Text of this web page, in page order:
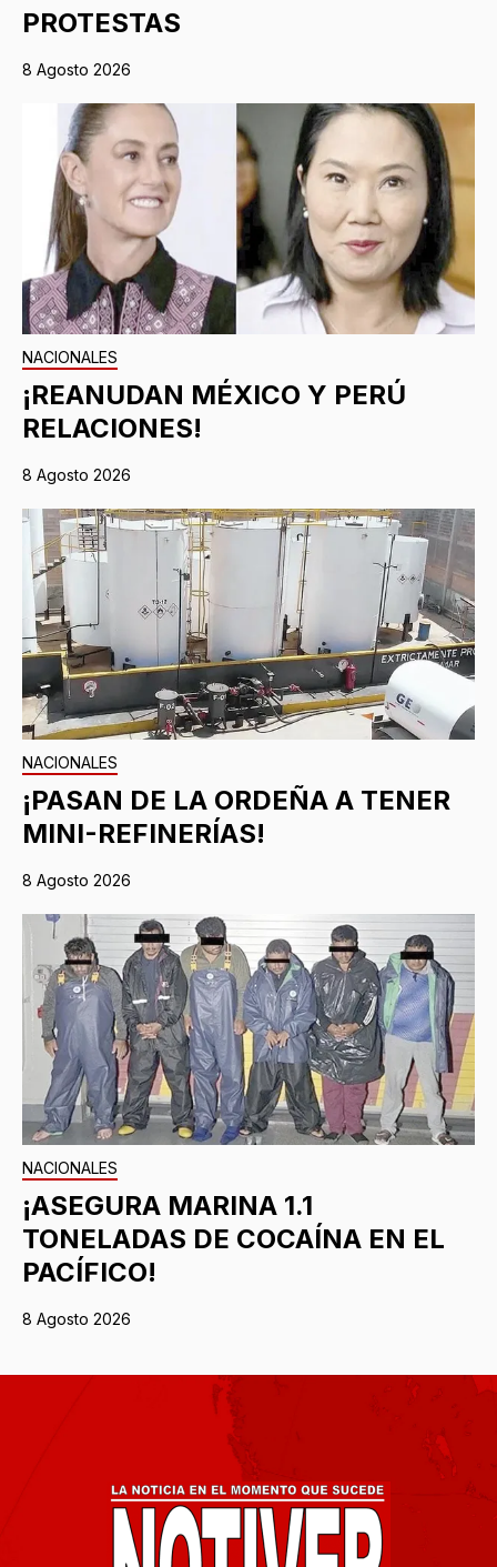
PROTESTAS
8 Agosto 2026
NACIONALES
¡REANUDAN MÉXICO Y PERÚ
RELACIONES!
8 Agosto 2026
NACIONALES
¡PASAN DE LA ORDEÑA A TENER
MINI-REFINERÍAS!
8 Agosto 2026
NACIONALES
¡ASEGURA MARINA 1.1
TONELADAS DE COCAÍNA EN EL
PACÍFICO!
8 Agosto 2026